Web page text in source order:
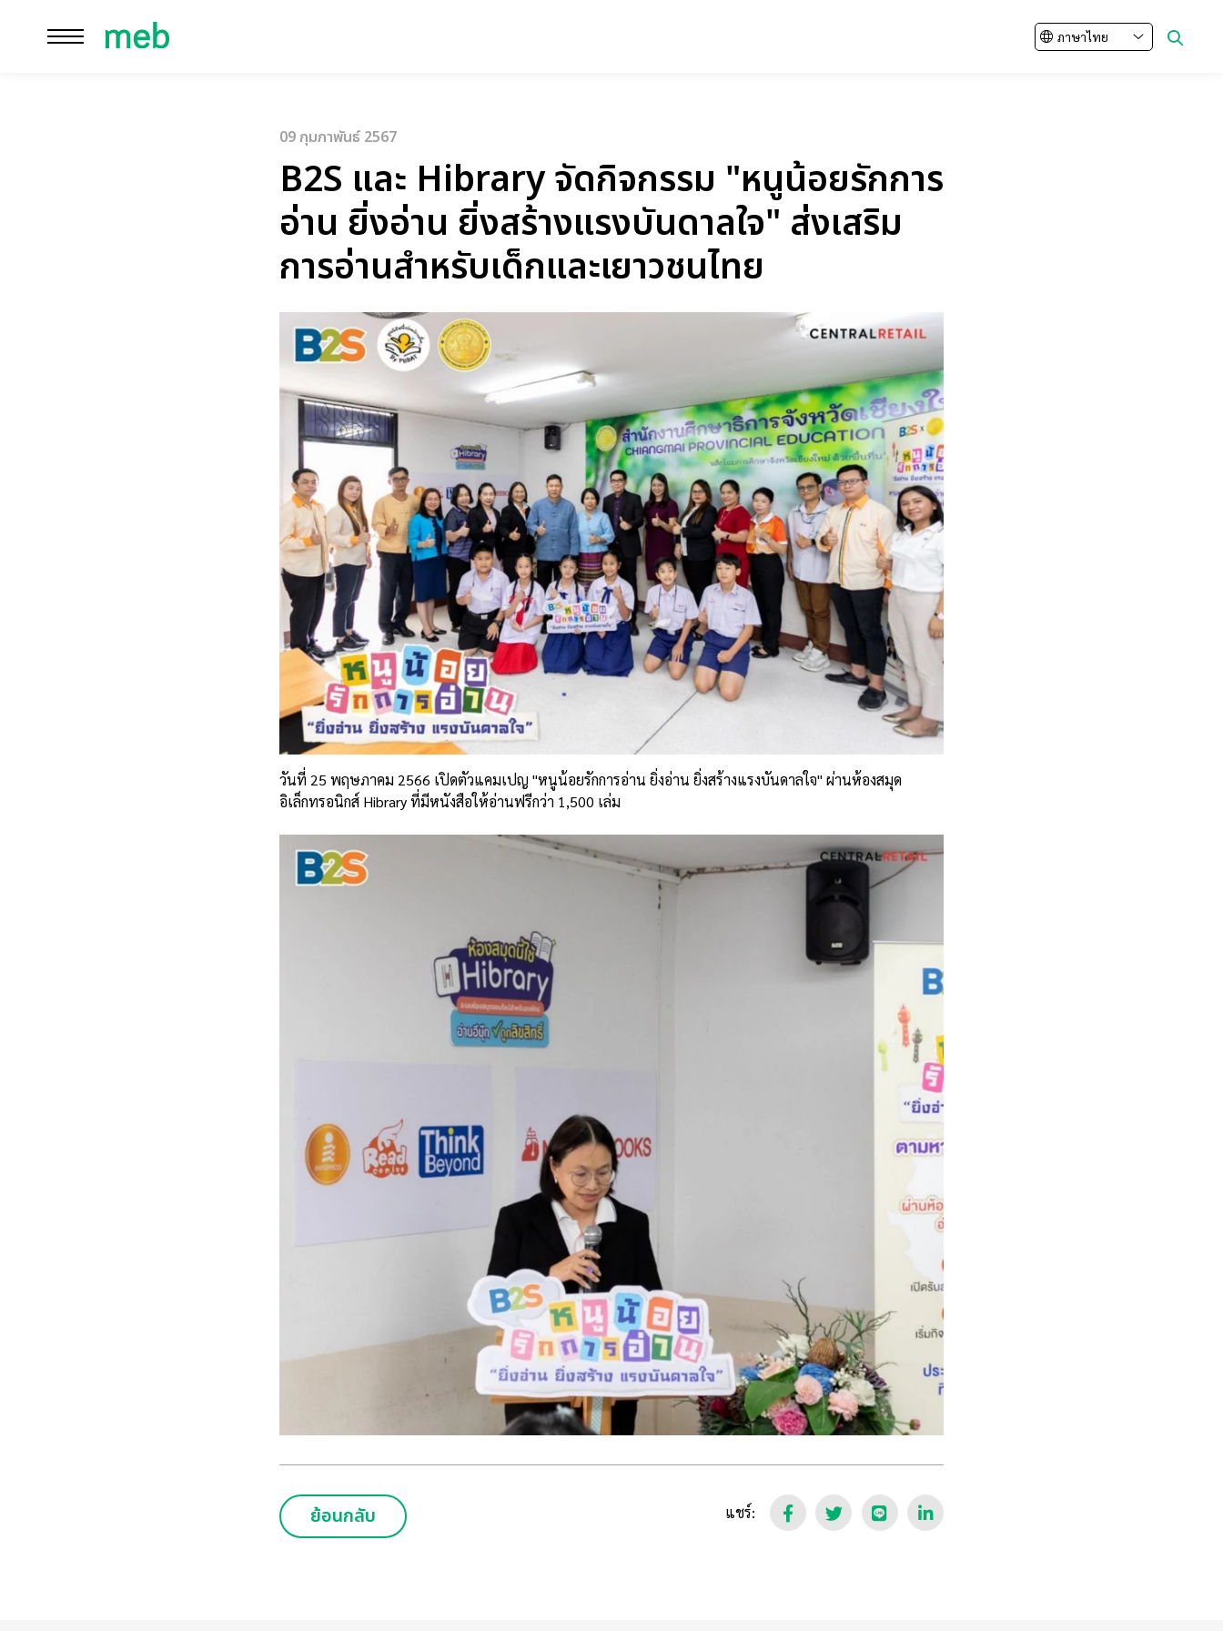
ภาษาไทย
ค้นหาในเว็บไซต์
ปิด
09 กุมภาพันธ์ 2567
B2S และ Hibrary จัดกิจกรรม "หนูน้อยรักการ
อ่าน ยิ่งอ่าน ยิ่งสร้างแรงบันดาลใจ" ส่งเสริม
การอ่านสำหรับเด็กและเยาวชนไทย
วันที่ 25 พฤษภาคม 2566 เปิดตัวแคมเปญ "หนูน้อยรักการอ่าน ยิ่งอ่าน ยิ่งสร้างแรงบันดาลใจ" ผ่านห้องสมุด
อิเล็กทรอนิกส์ Hibrary ที่มีหนังสือให้อ่านฟรีกว่า 1,500 เล่ม
แชร์:
ย้อนกลับ